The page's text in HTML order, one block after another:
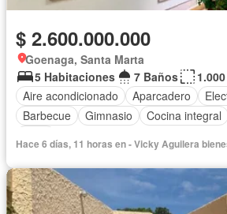
$ 2.600.000.000
Goenaga, Santa Marta
5 Habitaciones
7 Baños
Aire acondicionado
Aparcadero
Barbecue
Gimnasio Cocina integral
Hace 6 días, 11 horas en - Vicky Aguilera